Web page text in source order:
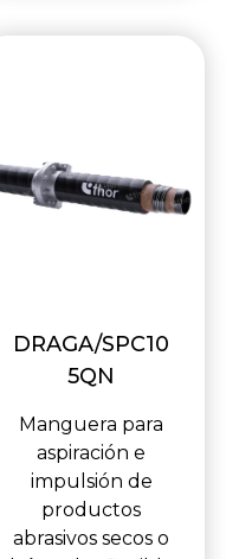
DRAGA/SPC10
5QN
Manguera para
aspiración e
impulsión de
productos
abrasivos secos o